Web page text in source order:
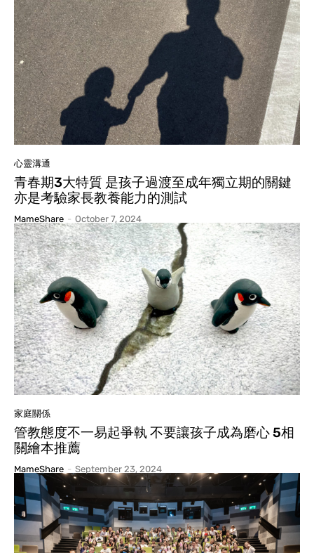
心靈溝通
青春期3大特質 是孩子過渡至成年獨立期的關鍵
亦是考驗家長教養能力的測試
MameShare - October 7, 2024
家庭關係
管教態度不一易起爭執 不要讓孩子成為磨心 5相
關繪本推薦
MameShare - September 23, 2024